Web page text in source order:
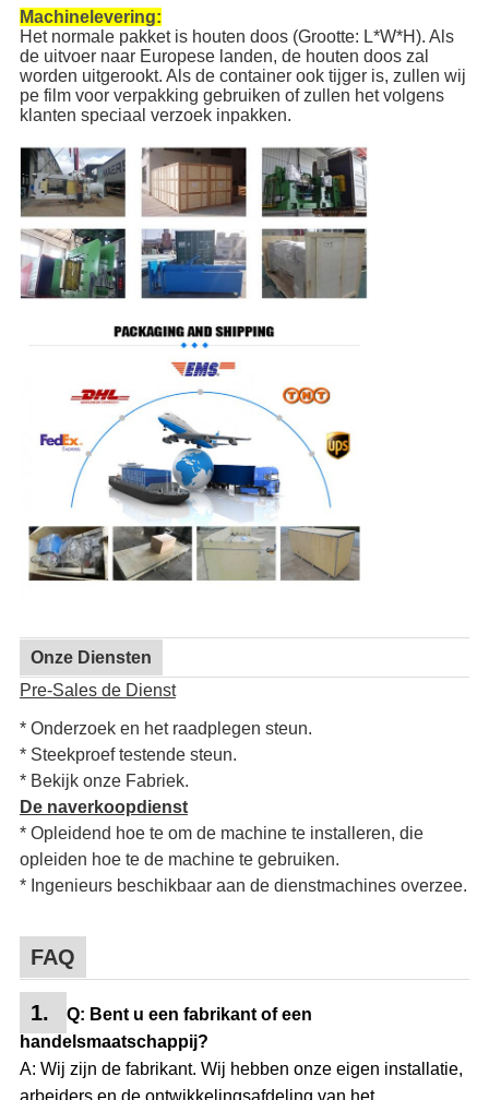
Machinelevering:
Het normale pakket is houten doos (Grootte: L*W*H). Als
de uitvoer naar Europese landen, de houten doos zal
worden uitgerookt. Als de container ook tijger is, zullen wij
pe film voor verpakking gebruiken of zullen het volgens
klanten speciaal verzoek inpakken.
Onze Diensten
Pre-Sales de Dienst
* Onderzoek en het raadplegen steun.
* Steekproef testende steun.
* Bekijk onze Fabriek.
De naverkoopdienst
* Opleidend hoe te om de machine te installeren, die
opleiden hoe te de machine te gebruiken.
* Ingenieurs beschikbaar aan de dienstmachines overzee.
FAQ
1.
Q: Bent u een fabrikant of een
handelsmaatschappij?
A: Wij zijn de fabrikant. Wij hebben onze eigen installatie,
arbeiders en de ontwikkelingsafdeling van het